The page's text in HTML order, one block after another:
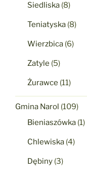
Siedliska (8)
Teniatyska (8)
Wierzbica (6)
Zatyle (5)
Żurawce (11)
Gmina Narol (109)
Bieniaszówka (1)
Chlewiska (4)
Dębiny (3)